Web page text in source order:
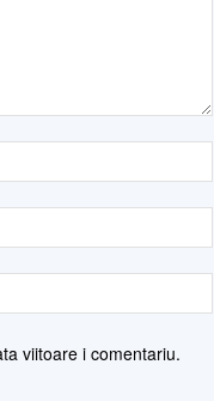
viitoare i comentariu.